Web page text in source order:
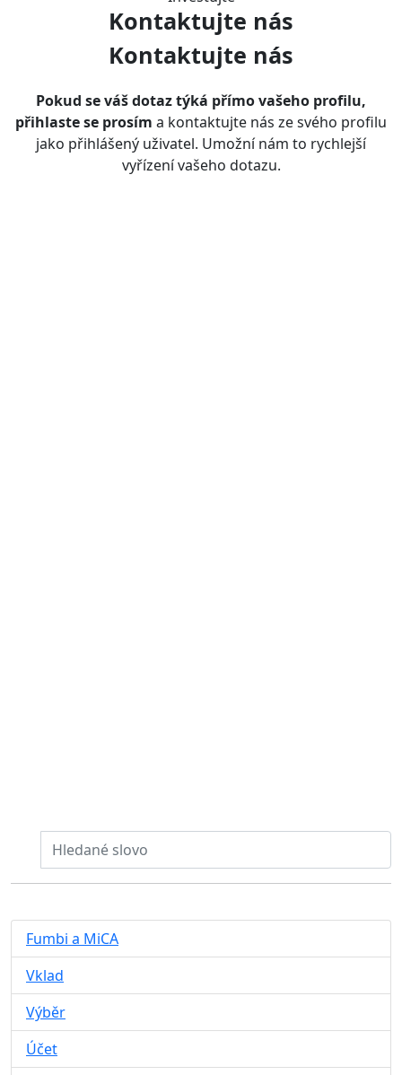
Kontaktujte nás
Kontaktujte nás
Pokud se váš dotaz týká přímo vašeho profilu,
přihlaste se prosím a kontaktujte nás ze svého profilu
jako přihlášený uživatel. Umožní nám to rychlejší
vyřízení vašeho dotazu.
Fumbi a MiCA
Vklad
Výběr
Účet